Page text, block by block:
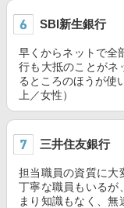
SBI新生銀行
早くからネットで全
行も大抵のことがネ
るところのほうが使
上／女性）
三井住友銀行
担当職員の資質に大
丁寧な職員もいるが
まり知識もなく、